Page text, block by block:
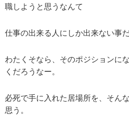
職しようと思うなんて
仕事の出来る人にしか出来ない事
わたくそなら、そのポジションに
くだろうなー。
必死で手に入れた居場所を、そん
思う。